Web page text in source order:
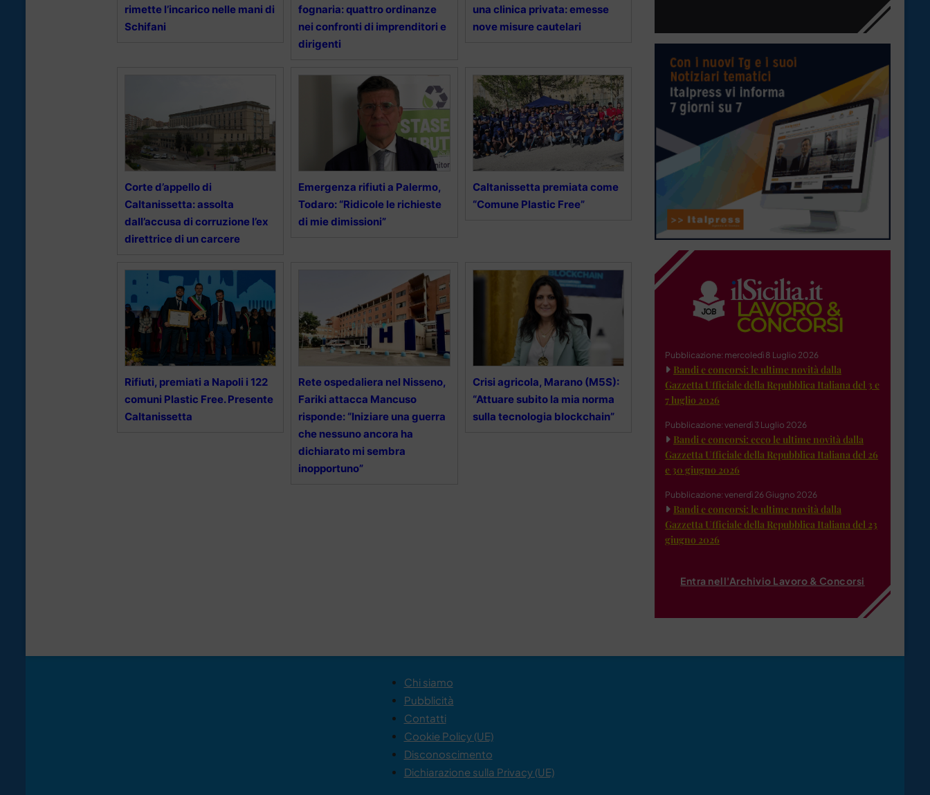
rimette l’incarico nelle mani di
Schifani
fognaria: quattro ordinanze
nei confronti di imprenditori e
dirigenti
una clinica privata: emesse
nove misure cautelari
Corte d’appello di
Caltanissetta: assolta
dall’accusa di corruzione l’ex
direttrice di un carcere
Emergenza rifiuti a Palermo,
Todaro: “Ridicole le richieste
di mie dimissioni”
Caltanissetta premiata come
“Comune Plastic Free”
Rifiuti, premiati a Napoli i 122
comuni Plastic Free. Presente
Caltanissetta
Rete ospedaliera nel Nisseno,
Fariki attacca Mancuso
risponde: “Iniziare una guerra
che nessuno ancora ha
dichiarato mi sembra
inopportuno”
Crisi agricola, Marano (M5S):
“Attuare subito la mia norma
sulla tecnologia blockchain”
Pubblicazione: mercoledì 8 Luglio 2026
Bandi e concorsi: le ultime novità dalla
Gazzetta Ufficiale della Repubblica Italiana del 3 e
7 luglio 2026
Pubblicazione: venerdì 3 Luglio 2026
Bandi e concorsi: ecco le ultime novità dalla
Gazzetta Ufficiale della Repubblica Italiana del 26
e 30 giugno 2026
Pubblicazione: venerdì 26 Giugno 2026
Bandi e concorsi: le ultime novità dalla
Gazzetta Ufficiale della Repubblica Italiana del 23
giugno 2026
Entra nell'Archivio Lavoro & Concorsi
Chi siamo
Pubblicità
Contatti
Cookie Policy (UE)
Disconoscimento
Dichiarazione sulla Privacy (UE)